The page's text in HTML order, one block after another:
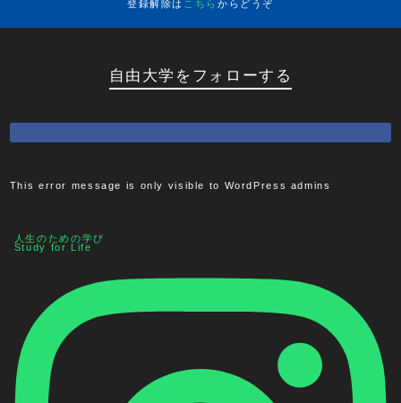
登録解除は こちら からどうぞ
自由大学をフォローする
This error message is only visible to WordPress admins
人生のための学び
Study for Life